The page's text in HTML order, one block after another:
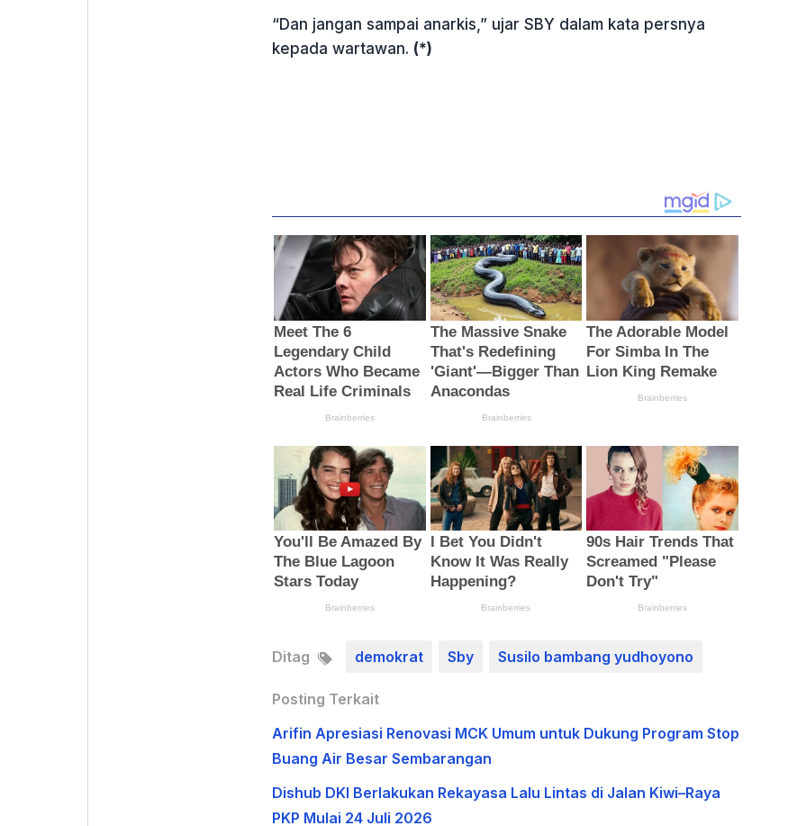
“Dan jangan sampai anarkis,” ujar SBY dalam kata persnya
kepada wartawan. (*)
Ditag demokrat Sby Susilo bambang yudhoyono
Posting Terkait
Arifin Apresiasi Renovasi MCK Umum untuk Dukung Program Stop
Buang Air Besar Sembarangan
Dishub DKI Berlakukan Rekayasa Lalu Lintas di Jalan Kiwi–Raya
PKP Mulai 24 Juli 2026